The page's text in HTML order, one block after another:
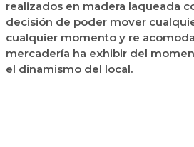
realizados en madera laqueada
decisión de poder mover
cualquier momento y re
mercadería ha exhibir del
el dinamismo del local.